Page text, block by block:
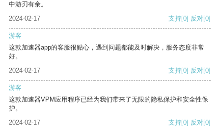
中游刃有余。
2024-02-17
支持[0] 反对[0]
游客
这款加速器app的客服很贴心，遇到问题都能及时解决，服务态度非常
好。
2024-02-17
支持[0] 反对[0]
游客
这款加速器VPM应用程序已经为我们带来了无限的隐私保护和安全性保
护。
2024-02-17
支持[0] 反对[0]